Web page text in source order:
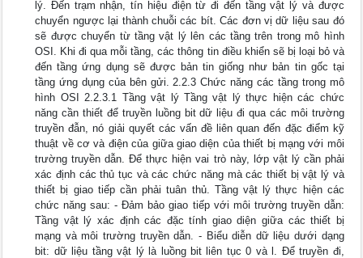
lý. Đến trạm nhận, tín hiệu điện từ đi đến tầng vật lý và được
chuyển ngược lại thành chuỗi các bít. Các đơn vị dữ liệu sau đó
sẽ được chuyển từ tầng vật lý lên các tầng trên trong mô hình
OSI. Khi đi qua mỗi tầng, các thông tin điều khiển sẽ bị loại bỏ và
đến tầng ứng dụng sẽ được bản tin giống như bản tin gốc tại
tầng ứng dụng của bên gửi. 2.2.3 Chức năng các tầng trong mô
hình OSI 2.2.3.1 Tầng vật lý Tầng vật lý thực hiện các chức
năng cần thiết để truyền luồng bit dữ liệu đi qua các môi trường
truyền đẫn, nó giải quyết các vấn đề liên quan đến đặc điểm kỹ
thuật về cơ và điện của giữa giao diện của thiết bị mạng với môi
trường truyền dẫn. Để thực hiện vai trò này, lớp vật lý cần phải
xác định các thủ tục và các chức năng mà các thiết bị vật lý và
thiết bị giao tiếp cần phải tuân thủ. Tầng vật lý thực hiện các
chức năng sau: - Đảm bảo giao tiếp với môi trường truyền dẫn:
Tầng vật lý xác định các đặc tính giao diện giữa các thiết bị
mạng và môi trường truyền dẫn. - Biểu diễn dữ liệu dưới dạng
bit: dữ liệu tầng vật lý là luồng bit liên tục 0 và l. Để truyền đi,